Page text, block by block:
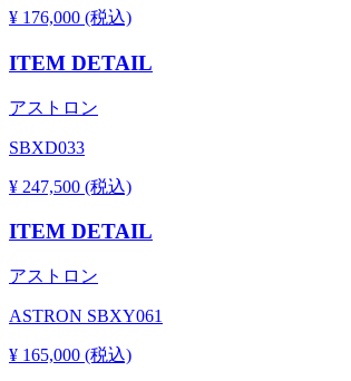
¥ 176,000 (税込)
ITEM DETAIL
アストロン
SBXD033
¥ 247,500 (税込)
ITEM DETAIL
アストロン
ASTRON SBXY061
¥ 165,000 (税込)